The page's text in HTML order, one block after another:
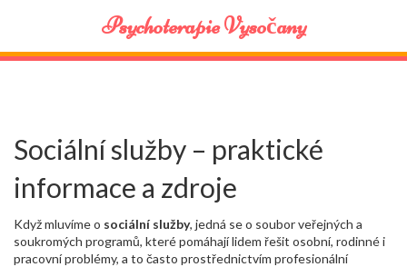
Psychoterapie Vysočany
Sociální služby – praktické
informace a zdroje
Když mluvíme o sociální služby, jedná se o soubor veřejných a
soukromých programů, které pomáhají lidem řešit osobní, rodinné i
pracovní problémy, a to často prostřednictvím profesionální